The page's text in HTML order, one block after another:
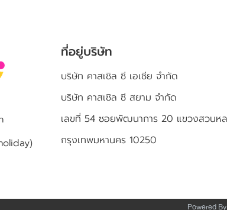
ที่อยู่บริษัท
บริษัท คาสเซิล ซี เอเชีย จำกัด
บริษัท คาสเซิล ซี สยาม จำกัด
เลขที่ 54 ซอยพัฒนาการ 20 แขวงสวนห
กรุงเทพมหานคร 10250
Powered By